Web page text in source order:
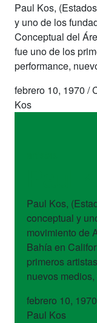
Paul Kos,
y uno de los
Conceptual del
fue uno de los
performance,
febrero 10, 1970 /
Kos
Paul Kos,
conceptual y
movimiento de
Bahía en
primeros
nuevos
febrero 10, 1970
Paul Kos